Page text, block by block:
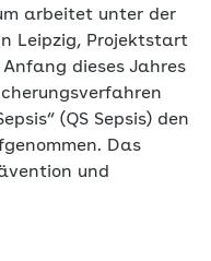
arbeitet unter der
Leipzig, Projektstart
dieses Jahres
(QS Sepsis) den
Das
und